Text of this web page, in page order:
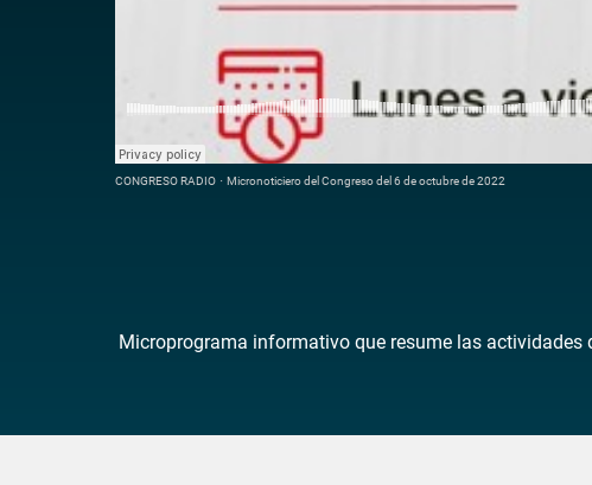
CONGRESO RADIO · Micronoticiero del Congreso del 6 de octubre de 2022
Microprograma informativo que resume las actividades